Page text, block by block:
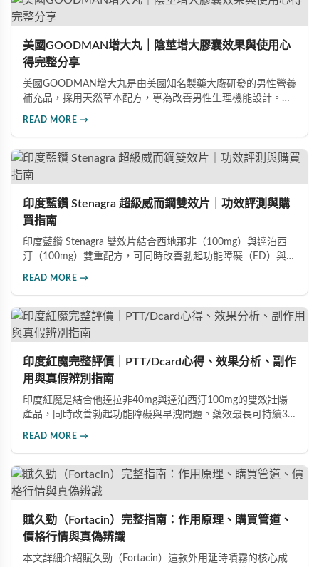
美國GOODMAN增大丸｜陰莖增大膠囊效果與使用心
得完整分享
美國GOODMAN增大丸是由美國知名製藥大廠研發的男性營養
補充品，採用天然草本配方，專為改善男性生理機能設計。根
READ MORE →
印度藍鑽 Stenagra 超級威而鋼雙效片｜功效評測與購
買指南
印度藍鑽 Stenagra 雙效片結合西地那非（100mg）與達泊西
汀（100mg）雙重配方，可同時改善勃起功能障礙（ED）與早
高的男性保健品選擇。
READ MORE →
印度紅魔完整評價｜PTT/Dcard心得、效果分析、副作
用與真假辨別指南
印度紅魔是結合他達拉非40mg與達泊西汀100mg的雙效壯陽
產品，同時改善勃起功能障礙與早洩問題。藥效最長可持續36
READ MORE →
賦久勁（Fortacin）完整指南：作用原理、購買管道、
價格行情與真偽辨識
本文詳細介紹賦久勁（Fortacin）這款外用延時噴霧的核心成